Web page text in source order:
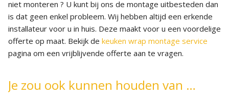
niet monteren ? U kunt bij ons de montage uitbesteden dan
is dat geen enkel probleem. Wij hebben altijd een erkende
installateur voor u in huis. Deze maakt voor u een voordelige
offerte op maat. Bekijk de keuken wrap montage service
pagina om een vrijblijvende offerte aan te vragen.
Je zou ook kunnen houden van …